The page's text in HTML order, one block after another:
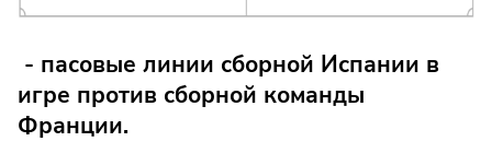
- пасовые линии сборной Испании в
игре против сборной команды
Франции.